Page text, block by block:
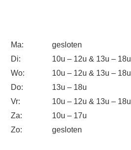
Ma:
gesloten
Di:
10u – 12u & 13u – 18u
Wo:
10u – 12u & 13u – 18u
Do:
13u – 18u
Vr:
10u – 12u & 13u – 18u
Za:
10u – 17u
Zo:
gesloten